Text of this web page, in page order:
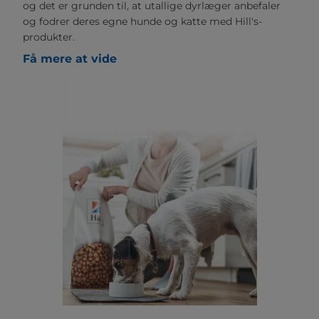
og det er grunden til, at utallige dyrlæger anbefaler
og fodrer deres egne hunde og katte med Hill's-
produkter.
Få mere at vide